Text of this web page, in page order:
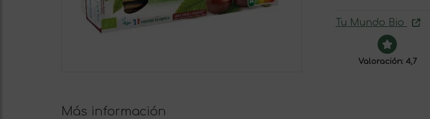
Tu Mundo Bio
Valoración: 4,7
Más información